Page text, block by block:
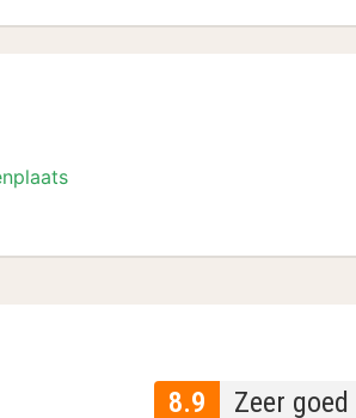
8.9 Zeer goed